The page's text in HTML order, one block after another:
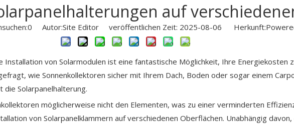
auf
0 Autor:Site Editor veröffentlichen Zeit: 2025-08-06 Herkunft:
von Solarmodulen ist eine fantastische Möglichkeit, Ihre Energiekosten
wie Sonnenkollektoren sicher mit Ihrem Dach, Boden oder sogar einem
Solarpanelhalterung.
möglicherweise nicht den Elementen, was zu einer verminderten
von Solarpanelklammern auf verschiedenen Oberflächen. Unabhängig